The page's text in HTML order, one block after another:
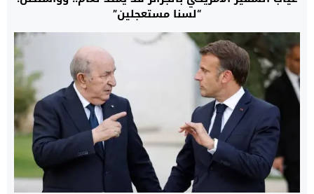
“لسنا مستعجلين”